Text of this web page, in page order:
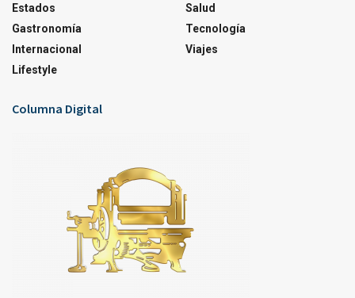
Estados
Gastronomía
Internacional
Lifestyle
Salud
Tecnología
Viajes
Columna Digital